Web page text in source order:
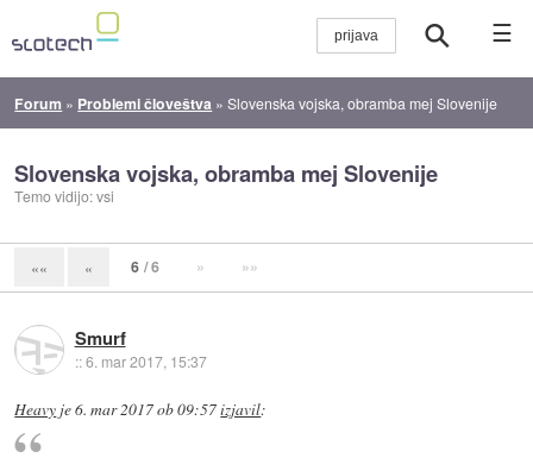
☰
Forum » Problemi človeštva »Slovenska vojska, obramba mej Slovenije
Slovenska vojska, obramba mej Slovenije
Temo vidijo: vsi
«« « 6 / 6 » »»
Smurf
::6. mar 2017, 15:37
Heavy je6. mar 2017 ob 09:57izjavil: